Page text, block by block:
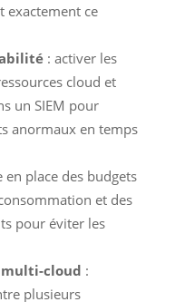
exactement ce
: activer les
cloud et
un SIEM pour
anormaux en temps
place des budgets
et des
pour éviter les
cloud :
plusieurs